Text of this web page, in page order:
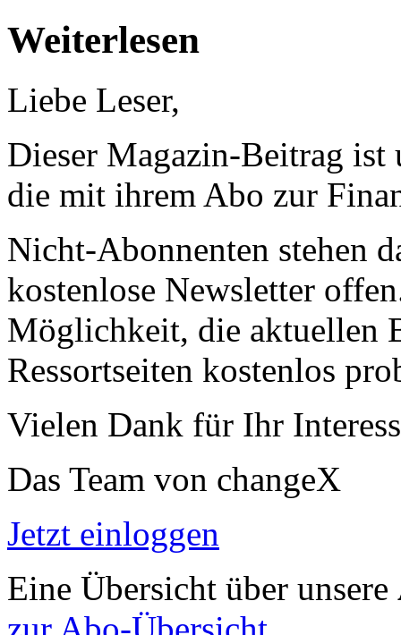
Weiterlesen
Liebe Leser,
Dieser Magazin-Beitrag ist
die mit ihrem Abo zur
Nicht-Abonnenten stehen
kostenlose Newsletter
Möglichkeit, die aktuellen
Ressortseiten kostenlos
Vielen Dank für Ihr
Das Team von changeX
Jetzt einloggen
Eine Übersicht über unsere